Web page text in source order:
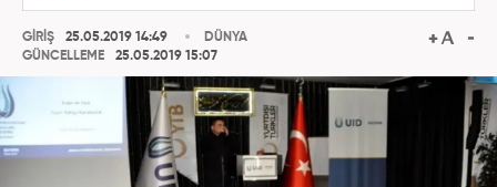
GİRİŞ
25.05.2019 14:49
GÜNCELLEME
25.05.2019 15:07
DÜNYA